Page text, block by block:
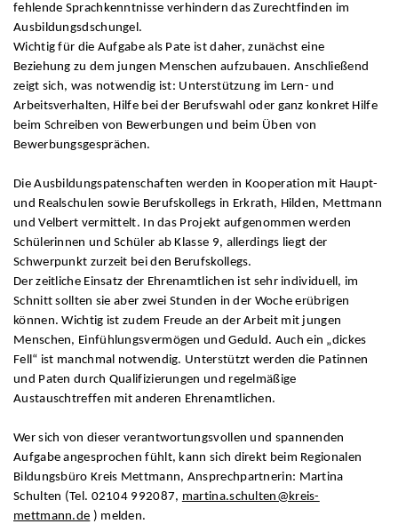
fehlende Sprachkenntnisse verhindern das Zurechtfinden im
Ausbildungsdschungel.
Wichtig für die Aufgabe als Pate ist daher, zunächst eine
Beziehung zu dem jungen Menschen aufzubauen. Anschließend
zeigt sich, was notwendig ist: Unterstützung im Lern- und
Arbeitsverhalten, Hilfe bei der Berufswahl oder ganz konkret Hilfe
beim Schreiben von Bewerbungen und beim Üben von
Bewerbungsgesprächen.
Die Ausbildungspatenschaften werden in Kooperation mit Haupt-
und Realschulen sowie Berufskollegs in Erkrath, Hilden, Mettmann
und Velbert vermittelt. In das Projekt aufgenommen werden
Schülerinnen und Schüler ab Klasse 9, allerdings liegt der
Schwerpunkt zurzeit bei den Berufskollegs.
Der zeitliche Einsatz der Ehrenamtlichen ist sehr individuell, im
Schnitt sollten sie aber zwei Stunden in der Woche erübrigen
können. Wichtig ist zudem Freude an der Arbeit mit jungen
Menschen, Einfühlungsvermögen und Geduld. Auch ein „dickes
Fell“ ist manchmal notwendig. Unterstützt werden die Patinnen
und Paten durch Qualifizierungen und regelmäßige
Austauschtreffen mit anderen Ehrenamtlichen.
Wer sich von dieser verantwortungsvollen und spannenden
Aufgabe angesprochen fühlt, kann sich direkt beim Regionalen
Bildungsbüro Kreis Mettmann, Ansprechpartnerin: Martina
Schulten (Tel. 02104 992087, martina.schulten@kreis-
mettmann.de ) melden.